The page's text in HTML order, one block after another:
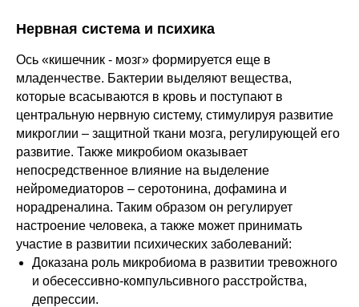
Нервная система и психика
Ось «кишечник - мозг» формируется еще в
младенчестве. Бактерии выделяют вещества,
которые всасываются в кровь и поступают в
центральную нервную систему, стимулируя развитие
микроглии – защитной ткани мозга, регулирующей его
развитие. Также микробиом оказывает
непосредственное влияние на выделение
нейромедиаторов – серотонина, дофамина и
норадреналина. Таким образом он регулирует
настроение человека, а также может принимать
участие в развитии психических заболеваний:
Доказана роль микробиома в развитии тревожного
и обесессивно-компульсивного расстройства,
депрессии.